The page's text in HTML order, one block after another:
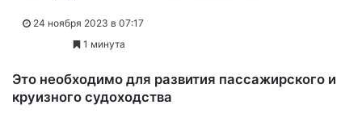
24 ноября 2023 в 07:17
1 минута
Это необходимо для развития пассажирского и
круизного судоходства